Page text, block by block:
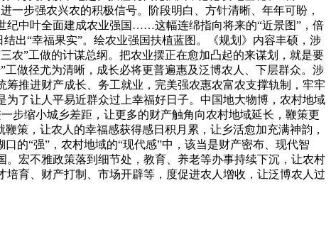
一步强农兴农的积极信号。阶段明白、方针清晰、年年可盼，
纪中叶全面建成农业强国……这幅连绵指向将来的“近景图”，倍
出“幸福果实”。绘农业强国扶植蓝图。《规划》内容丰硕，涉
农”工做的计谋总纲。把农业摆正在愈加凸起的来谋划，就是要
做径尤为清晰，成长必将更普遍惠及泛博农人、下层群众。涉
推进财产成长、务工就业，完美强农惠农富农支撑轨制，牢牢
了让人平易近群众过上幸福好日子。中国地大物博，农村地域
步缩小城乡差距，让更多的财产触角向农村地域延长，鞭策更
策，让农人的幸福感获得感日积月累，让乡活愈加充满神韵，
的“强”，农村地域的“现代感”中，该当是财产密布、现代智
宏不雅政策落到细节处，教育、养老等办事持续下沉，让农村
育、财产打制、市场开辟等，度促进农人增收，让泛博农人过